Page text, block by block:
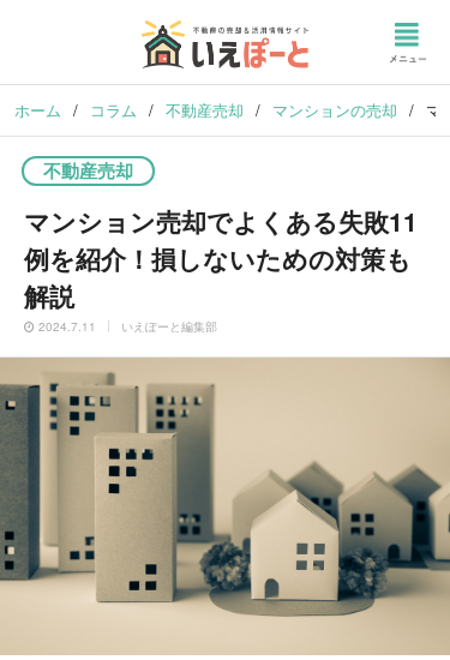
ホーム / コラム / 不動産売却 / マンションの売却 / マ
不動産売却
マンション売却でよくある失敗11
例を紹介！損しないための対策も
解説
2024.7.11 いえぽーと編集部